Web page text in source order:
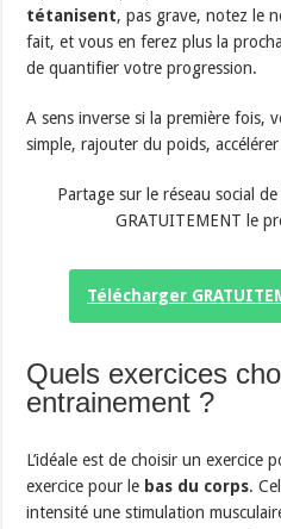
tétanisent, pas grave, notez le
fait, et vous en ferez plus la
de quantifier votre progression.
A sens inverse si la première fois,
simple, rajouter du poids,
Partage sur le réseau social
GRATUITEMENT le
Télécharger
Quels exercices
entrainement ?
L’idéale est de choisir un exercice
exercice pour le bas du corps.
intensité une stimulation